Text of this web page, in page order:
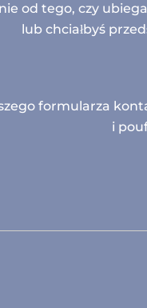
od tego, czy
lub chciałbyś
formularza
i